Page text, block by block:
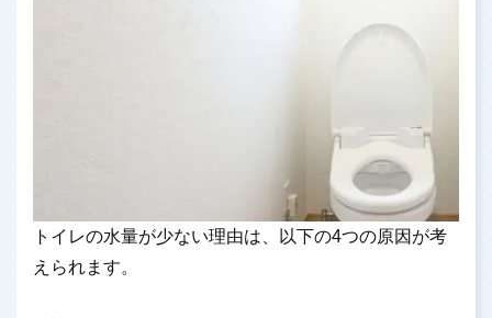
トイレの水量が少ない理由は、以下の4つの原因が考
えられます。